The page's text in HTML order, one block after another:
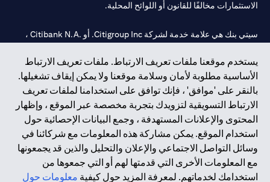
يستخدم موقعنا ملفات تعريف الارتباط. ملفات تعريف الارتباط
الأساسية مطلوبة لأمان وسلامة موقعنا ولا يمكن إيقاف تشغيلها.
بالنقر على 'موافق' ، فإنك توافق على استخدامنا لملفات تعريف
الارتباط التسويقية لتزويدك بتجربة مخصصة عبر الموقع ، وإظهار
المحتوى والإعلانات المستهدفة ، وجمع البيانات الإحصائية حول
استخدام الموقع. يمكن مشاركة هذه المعلومات مع شركائنا في
وسائل التواصل الاجتماعي والإعلان والتحليل والذين قد يجمعونها
مع المعلومات الأخرى التي قدمتها لهم أو التي جمعوها من
استخدامك لخدماتهم. لمعرفة المزيد حول كيفية معلومات حول
الاستثمارات مخالفًا للقانون أو اللوائح المحلية.
سيتي بنك هي علامة خدمة لشركة Citigroup Inc. أو .Citibank N.A ،
سيتي بنك إن. إيه. الإمارات مسجل لدى مصرف الإمارات المركزي تحت
أرقام التراخيص 202563 لفرع الوصل في دبي، 531989 لفرع مول
الإمارات في دبي، و CN-1002019 لفرع أبوظبي. هاتف: 4000 311 04.
فرع سيتي بنك إن إيه - الإمارات العربية المتحدة مرخص من مصرف
الإمارات العربية المتحدة المركزي كفرع لبنك أجنبي.
سيتي بنك إن إيه الإمارات العربية المتحدة مرخص من هيئة الأوراق المالية
والسلع في الإمارات العربية المتحدة ("SCA") للقيام بالنشاط المالي لـ أ)
الاستشارات المالية والتعريف والترويج بموجب ترخيص رقم